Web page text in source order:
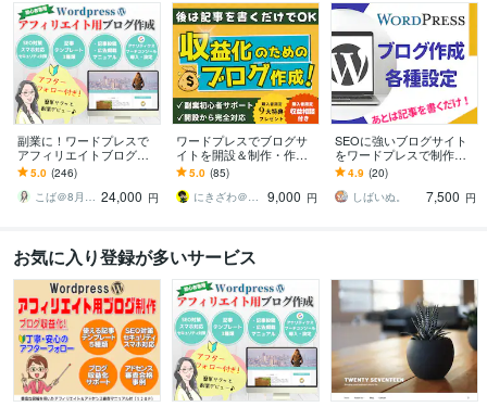
副業に！ワードプレスで
アフィリエイトブログ作
ります SEO対策済・アド
センス対応・有料テーマ
カスタマイズもOK
5.0 (246)
こば＠8月7日～8月16日夏季休業 24,000 円
ワードプレスでブログサ
イトを開設＆制作・作成
します アフィリエイトブ
ログ初心者が広告収益を
得るための道筋も伝授！
5.0 (85)
にきざわ＠収益化できるブログサイト制作
9,000 円
SEOに強いブログサイト
をワードプレスで制作し
ます 【Wordpress】アフ
ィリエイトブログを最短
即日納品！
4.9 (20)
しばいぬ。
7,500 円
お気に入り登録が多いサービス